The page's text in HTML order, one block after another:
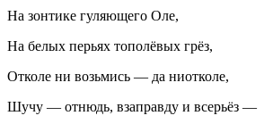
На зонтике гуляющего Оле,
На белых перьях тополёвых грёз,
Отколе ни возьмись — да ниотколе,
Шучу — отнюдь, взаправду и всерьёз —